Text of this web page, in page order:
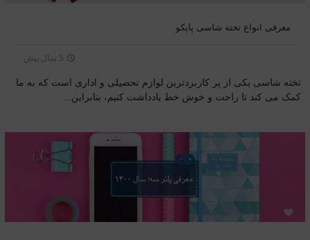
معرفی انواع تخته شاسی پاپکو
5 سال پیش
تخته شاسی یکی از پر کاربردترین لوازم تحصیلی و اداری است که به ما
کمک می کند تا راحت و خوش خط یادداشت کنیم، بنابراین...